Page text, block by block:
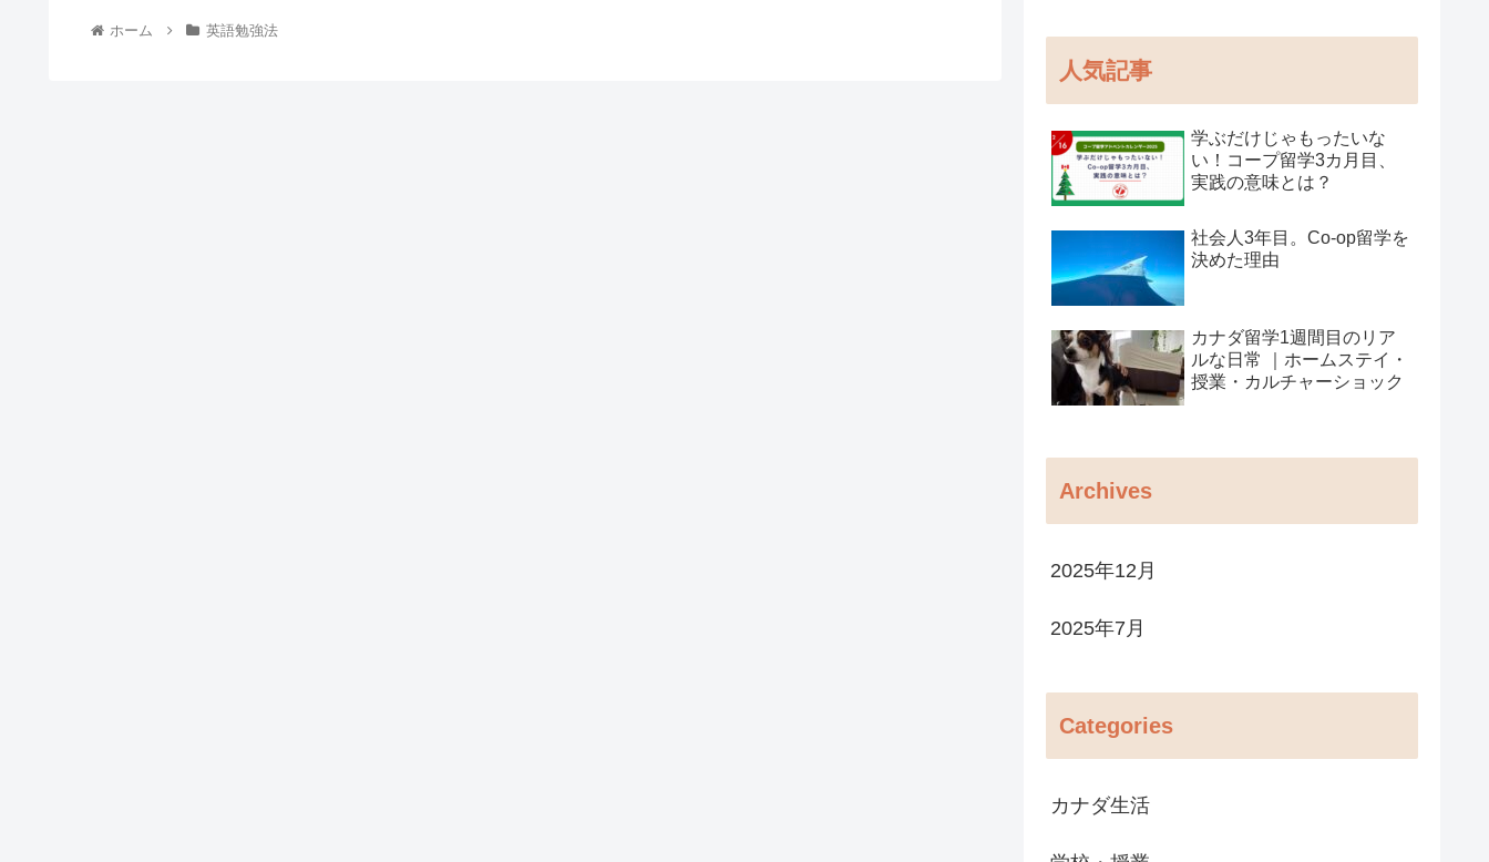
ホーム 英語勉強法
人気記事
学ぶだけじゃもったいな
い！コープ留学3カ月目、
実践の意味とは？
社会人3年目。Co-op留学を
決めた理由
カナダ留学1週間目のリア
ルな日常 ｜ホームステイ・
授業・カルチャーショック
Archives
2025年12月
2025年7月
Categories
カナダ生活